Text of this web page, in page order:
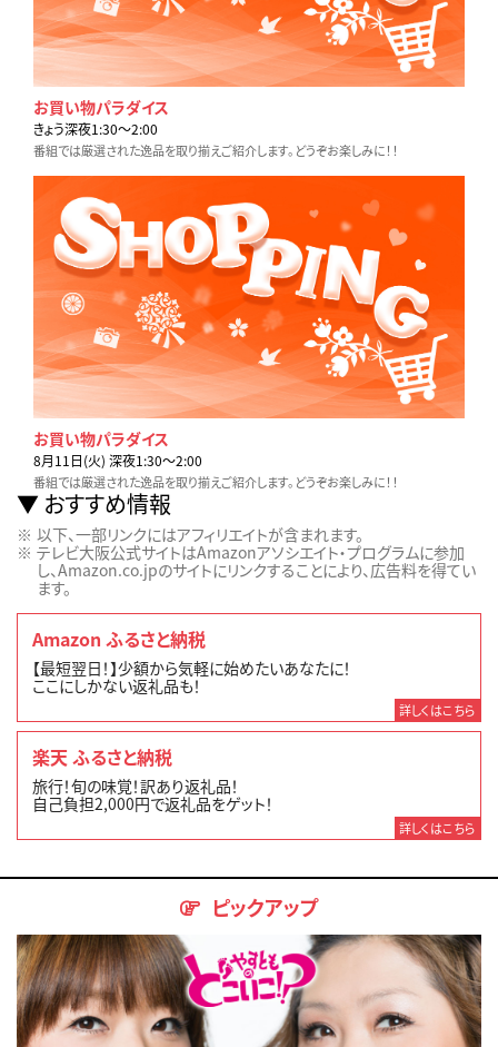
お買い物パラダイス
きょう深夜1:30〜2:00
番組では厳選された逸品を取り揃えご紹介します。どうぞお楽しみに！！
お買い物パラダイス
8月11日(火) 深夜1:30〜2:00
番組では厳選された逸品を取り揃えご紹介します。どうぞお楽しみに！！
おすすめ情報
以下、一部リンクにはアフィリエイトが含まれます。
テレビ大阪公式サイトはAmazonアソシエイト・プログラムに参加
し、Amazon.co.jpのサイトにリンクすることにより、広告料を得てい
ます。
Amazon ふるさと納税
【最短翌日！】少額から気軽に始めたいあなたに！
ここにしかない返礼品も！
詳しくはこちら
楽天 ふるさと納税
旅行！旬の味覚！訳あり返礼品！
自己負担2,000円で返礼品をゲット！
詳しくはこちら
ピックアップ